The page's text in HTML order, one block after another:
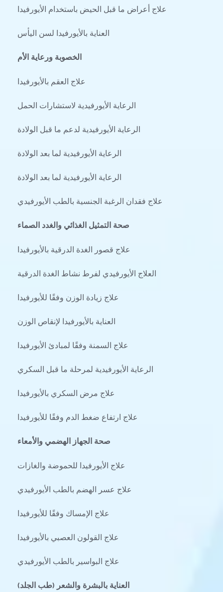
علاج أعراض ما قبل الحيض باستخدام الأيورفيدا
العناية بالأيورفيدا لسن اليأس
الخصوبة ورعاية الأم
علاج العقم بالأيورفيدا
الرعاية الأيورفيدية لاستشارات الحمل
الرعاية الأيورفيدية لدعم ما قبل الولادة
الرعاية الأيورفيدية لما بعد الولادة
الرعاية الأيورفيدية لما بعد الولادة
علاج فقدان الرغبة الجنسية بالطب الأيورفيدي
صحة التمثيل الغذائي والغدد الصماء
علاج قصور الغدة الدرقية بالأيورفيدا
العلاج الأيورفيدي لفرط نشاط الغدة الدرقية
علاج زيادة الوزن وفقًا للأيورفيدا
العناية بالأيورفيدا لإنقاص الوزن
علاج السمنة وفقًا لمبادئ الأيورفيدا
الرعاية الأيورفيدية لمرحلة ما قبل السكري
علاج مرض السكري بالأيورفيدا
علاج ارتفاع ضغط الدم وفقًا للأيورفيدا
صحة الجهاز الهضمي والأمعاء
علاج الأيورفيدا للحموضة والغازات
علاج عسر الهضم بالطب الأيورفيدي
علاج الإمساك وفقًا للأيورفيدا
علاج القولون العصبي بالأيورفيدا
علاج البواسير بالطب الأيورفيدي
العناية بالبشرة والشعر (طب الجلد)